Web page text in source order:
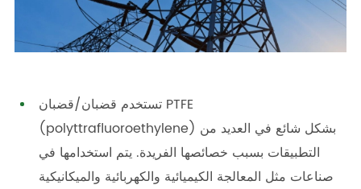
تستخدم قضبان/قضبان PTFE
(polyttrafluoroethylene) بشكل شائع في العديد من
التطبيقات بسبب خصائصها الفريدة. يتم استخدامها في
صناعات مثل المعالجة الكيميائية والكهربائية والميكانيكية